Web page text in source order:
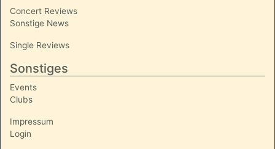
Concert Reviews
Sonstige News
Single Reviews
Sonstiges
Events
Clubs
Impressum
Login